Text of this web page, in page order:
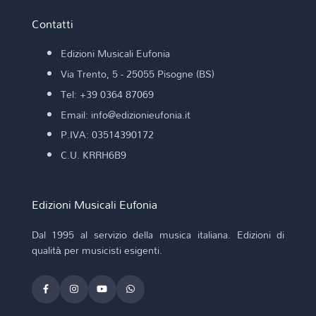
DONIZETTI G. (rev. A. Amore)
DONIZETTI G. (trascr. M. Scappini)
DONIZETTI GIUSEPPE
DONJON J. (by M. Scappini)
DOPPLER A. F. (arr. M. Scappini)
DORIGATO C.
DUSSEK F. X. (trascr. F. Iaccarino)
E. Granados y Campiña (trascr. C. Dello Iacono)
ELGAR E. (arr. E. Silvano)
ERIANI P.
FABBRI M.
FAIRCHILD B.
Contatti
Edizioni Musicali Eufonia
Via Trento, 5 - 25055 Pisogne (BS)
Tel: +39 0364 87069
Email: info@edizionieufonia.it
P.IVA: 03514390172
C.U. KRRH6B9
Edizioni Musicali Eufonia
Dal 1995 al servizio della musica italiana. Edizioni di
qualità per musicisti esigenti.